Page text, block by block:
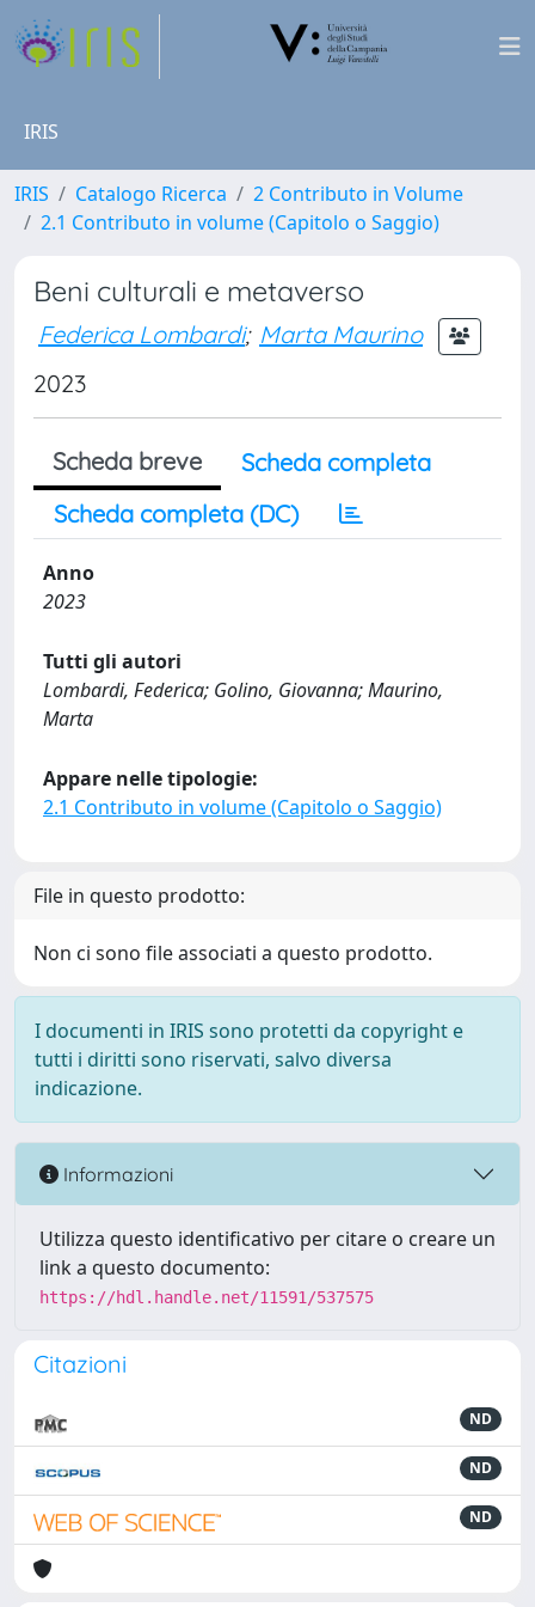
IRIS
IRIS Catalogo Ricerca
2 Contributo in Volume
2.1 Contributo in volume (Capitolo o Saggio)
Beni culturali e metaverso
Federica Lombardi; Marta Maurino
2023
Scheda breve
Scheda completa
Scheda completa (DC)
Anno
2023
Tutti gli autori
Lombardi, Federica; Golino, Giovanna; Maurino,
Marta
Appare nelle tipologie:
2.1 Contributo in volume (Capitolo o Saggio)
File in questo prodotto:
Non ci sono file associati a questo prodotto.
I documenti in IRIS sono protetti da copyright e
tutti i diritti sono riservati, salvo diversa
indicazione.
Informazioni
Utilizza questo identificativo per citare o creare un
link a questo documento:
https://hdl.handle.net/11591/537575
Citazioni
ND
ND
ND